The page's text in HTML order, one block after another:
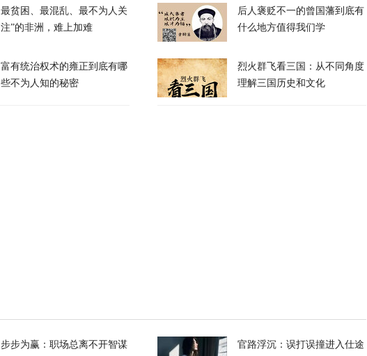
俄方痛斥日本政客广岛致辞：不提美国是投弹国，却批评俄
最贫困、最混乱、最不为人关
注”的非洲，难上加难
后人褒贬不一的曾国藩到底有
什么地方值得我们学
富有统治权术的雍正到底有哪
些不为人知的秘密
烈火群飞看三国：从不同角度
理解三国历史和文化
步步为赢：职场总离不开智谋 官路浮沉：误打误撞进入仕途